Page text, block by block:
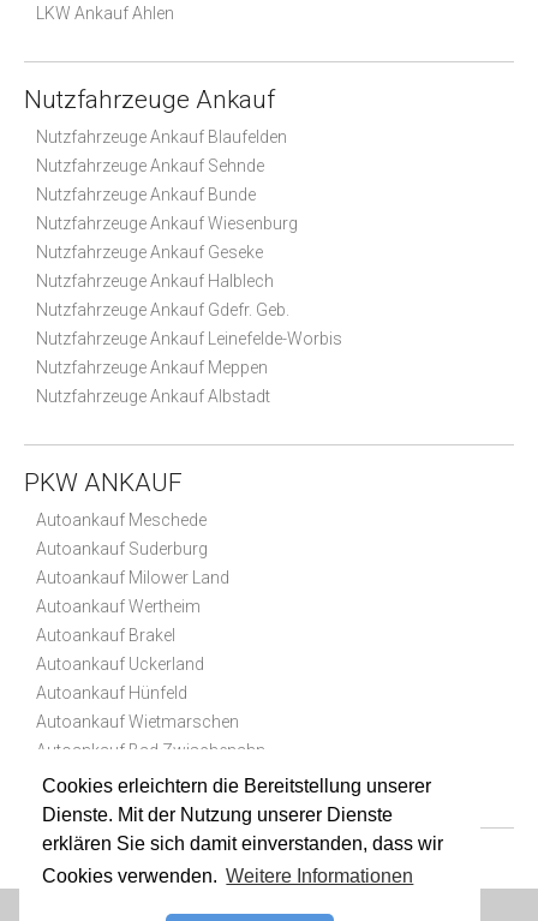
Cookies erleichtern die Bereitstellung unserer
Dienste. Mit der Nutzung unserer Dienste
erklären Sie sich damit einverstanden, dass wir
Cookies verwenden. Weitere Informationen
LKW Ankauf Ahlen
Nutzfahrzeuge Ankauf
Nutzfahrzeuge Ankauf Blaufelden
Nutzfahrzeuge Ankauf Sehnde
Nutzfahrzeuge Ankauf Bunde
Nutzfahrzeuge Ankauf Wiesenburg
Nutzfahrzeuge Ankauf Geseke
Nutzfahrzeuge Ankauf Halblech
Nutzfahrzeuge Ankauf Gdefr. Geb.
Nutzfahrzeuge Ankauf Leinefelde-Worbis
Nutzfahrzeuge Ankauf Meppen
Nutzfahrzeuge Ankauf Albstadt
PKW ANKAUF
Autoankauf Meschede
Autoankauf Suderburg
Autoankauf Milower Land
Autoankauf Wertheim
Autoankauf Brakel
Autoankauf Uckerland
Autoankauf Hünfeld
Autoankauf Wietmarschen
Autoankauf Bad Zwischenahn
Autoankauf Jachenau